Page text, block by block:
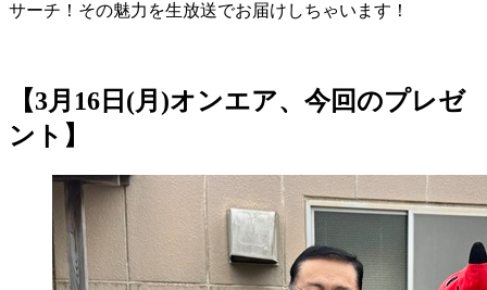
サーチ！その魅力を生放送でお届けしちゃいます！
【3月16日(月)オンエア、今回のプレゼ
ント】